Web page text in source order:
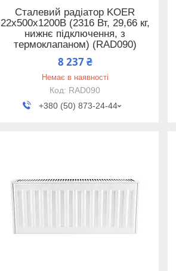
Сталевий радіатор KOER
22x500x1200B (2316 Вт, 29,66 кг,
нижнє підключення, з
термоклапаном) (RAD090)
8 237 ₴
Немає в наявності
RAD090
+380 (50) 873-24-44